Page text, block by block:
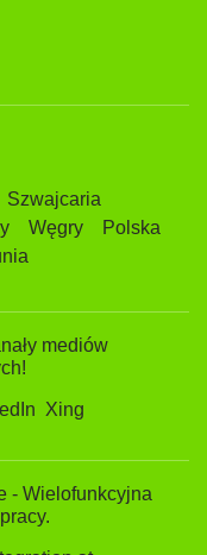
Szwajcaria
Węgry
Polska
mediów
Xing
- Wielofunkcyjna